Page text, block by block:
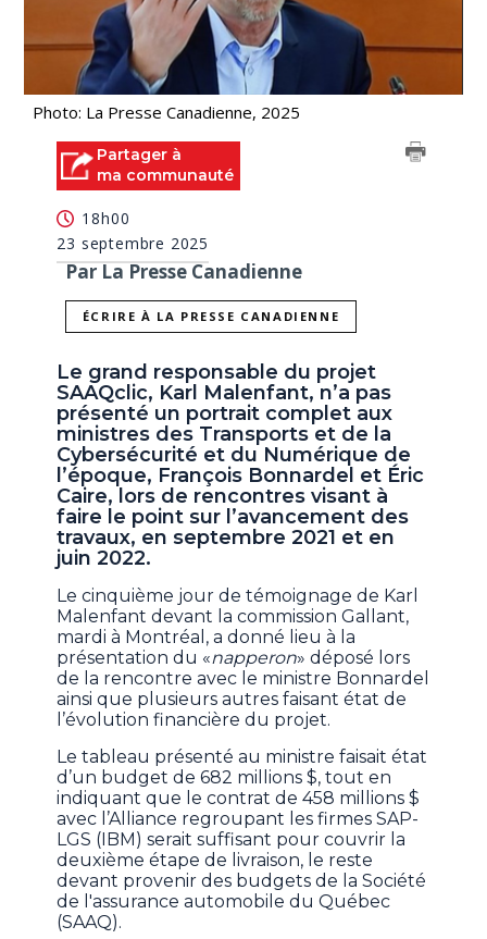
Photo: La Presse Canadienne, 2025
Partager à
ma communauté
18h00
23 septembre 2025
Par La Presse Canadienne
ÉCRIRE À LA PRESSE CANADIENNE
Le grand responsable du projet
SAAQclic, Karl Malenfant, n’a pas
présenté un portrait complet aux
ministres des Transports et de la
Cybersécurité et du Numérique de
l’époque, François Bonnardel et Éric
Caire, lors de rencontres visant à
faire le point sur l’avancement des
travaux, en septembre 2021 et en
juin 2022.
Le cinquième jour de témoignage de Karl
Malenfant devant la commission Gallant,
mardi à Montréal, a donné lieu à la
présentation du «napperon» déposé lors
de la rencontre avec le ministre Bonnardel
ainsi que plusieurs autres faisant état de
l’évolution financière du projet.
Le tableau présenté au ministre faisait état
d’un budget de 682 millions $, tout en
indiquant que le contrat de 458 millions $
avec l’Alliance regroupant les firmes SAP-
LGS (IBM) serait suffisant pour couvrir la
deuxième étape de livraison, le reste
devant provenir des budgets de la Société
de l'assurance automobile du Québec
(SAAQ).